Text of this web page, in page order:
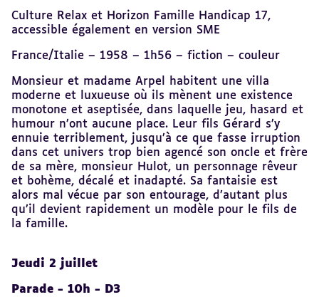
Culture Relax et Horizon Famille Handicap 17,
accessible également en version SME
France/Italie – 1958 – 1h56 – fiction – couleur
Monsieur et madame Arpel habitent une villa
moderne et luxueuse où ils mènent une existence
monotone et aseptisée, dans laquelle jeu, hasard et
humour n’ont aucune place. Leur fils Gérard s’y
ennuie terriblement, jusqu’à ce que fasse irruption
dans cet univers trop bien agencé son oncle et frère
de sa mère, monsieur Hulot, un personnage rêveur
et bohème, décalé et inadapté. Sa fantaisie est
alors mal vécue par son entourage, d’autant plus
qu’il devient rapidement un modèle pour le fils de
la famille.
Jeudi 2 juillet
Parade - 10h - D3